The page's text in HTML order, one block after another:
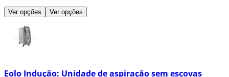
Ver opções Ver opções
Eolo Indução: Unidade de aspiração sem escovas